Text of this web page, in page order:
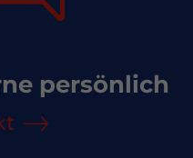
persönlich